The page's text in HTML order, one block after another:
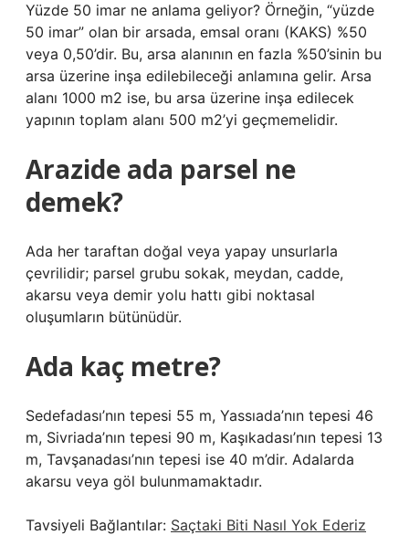
Yüzde 50 imar ne anlama geliyor? Örneğin, “yüzde
50 imar” olan bir arsada, emsal oranı (KAKS) %50
veya 0,50’dir. Bu, arsa alanının en fazla %50’sinin bu
arsa üzerine inşa edilebileceği anlamına gelir. Arsa
alanı 1000 m2 ise, bu arsa üzerine inşa edilecek
yapının toplam alanı 500 m2’yi geçmemelidir.
Arazide ada parsel ne
demek?
Ada her taraftan doğal veya yapay unsurlarla
çevrilidir; parsel grubu sokak, meydan, cadde,
akarsu veya demir yolu hattı gibi noktasal
oluşumların bütünüdür.
Ada kaç metre?
Sedefadası’nın tepesi 55 m, Yassıada’nın tepesi 46
m, Sivriada’nın tepesi 90 m, Kaşıkadası’nın tepesi 13
m, Tavşanadası’nın tepesi ise 40 m’dir. Adalarda
akarsu veya göl bulunmamaktadır.
Tavsiyeli Bağlantılar: Saçtaki Biti Nasıl Yok Ederiz